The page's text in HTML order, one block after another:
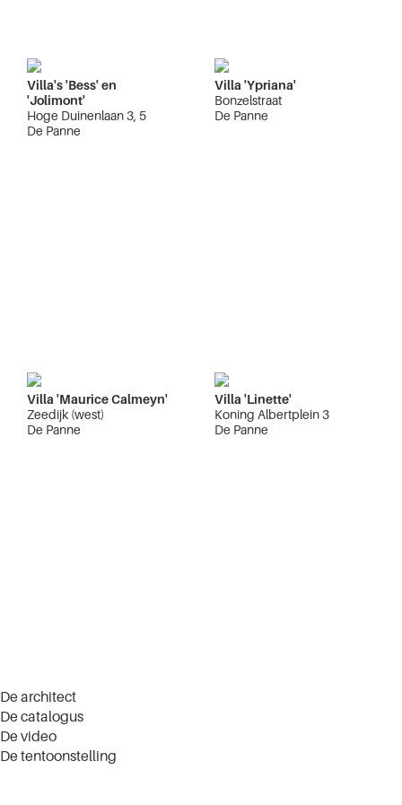
Villa's 'Bess' en
'Jolimont'
Hoge Duinenlaan 3, 5
De Panne
Villa 'Ypriana'
Bonzelstraat
De Panne
Villa 'Maurice Calmeyn'
Zeedijk (west)
De Panne
Villa 'Linette'
Koning Albertplein 3
De Panne
De architect
De catalogus
De video
De tentoonstelling